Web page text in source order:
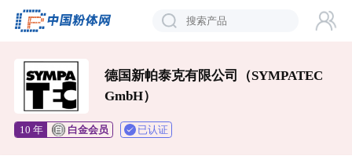
德国新帕泰克有限公司（SYMPATEC
GmbH）
10 年 白金会员 已认证